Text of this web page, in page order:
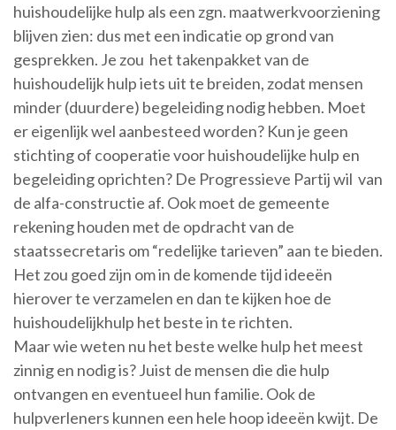
huishoudelijke hulp als een zgn. maatwerkvoorziening
blijven zien: dus met een indicatie op grond van
gesprekken. Je zou het takenpakket van de
huishoudelijk hulp iets uit te breiden, zodat mensen
minder (duurdere) begeleiding nodig hebben. Moet
er eigenlijk wel aanbesteed worden? Kun je geen
stichting of cooperatie voor huishoudelijke hulp en
begeleiding oprichten? De Progressieve Partij wil van
de alfa-constructie af. Ook moet de gemeente
rekening houden met de opdracht van de
staatssecretaris om “redelijke tarieven” aan te bieden.
Het zou goed zijn om in de komende tijd ideeën
hierover te verzamelen en dan te kijken hoe de
huishoudelijkhulp het beste in te richten.
Maar wie weten nu het beste welke hulp het meest
zinnig en nodig is? Juist de mensen die die hulp
ontvangen en eventueel hun familie. Ook de
hulpverleners kunnen een hele hoop ideeën kwijt. De